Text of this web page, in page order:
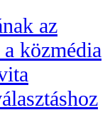
az
közmédia